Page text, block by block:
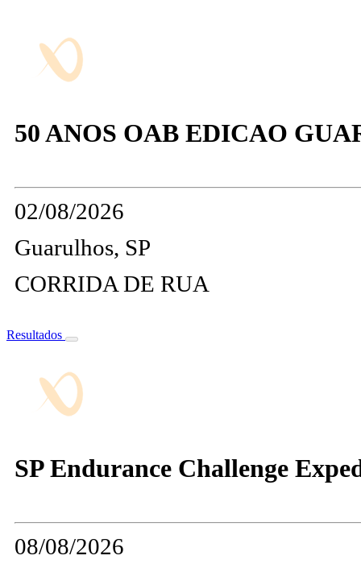
50 ANOS OAB EDICAO
02/08/2026
Guarulhos, SP
CORRIDA DE RUA
Resultados
SP Endurance Challenge
08/08/2026